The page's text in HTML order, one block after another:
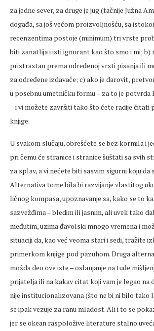
za jedne sever, za druge je jug (tačnije Južna
događa, sa još većom proizvoljnošću, sa
recenzentima postoje (minimum) tri vrste
biti zanatlija i isti ignorant kao što smo i mi; b)
pristrastan prema određenoj vrsti pisanja ili
za određene izdavače; c) ako je darovit,
u posebnu umetničku formu – za to je potvrda
– i vi možete završiti tako što ćete radije čitati
knjige.
U svakom slučaju, obrešćete se bez kormila i
pri čemu će stranice i stranice šuštati sa svih
za splav, a vi nećete biti sasvim sigurni koju da
Alternativa tome bila bi razvijanje vlastitog
ličnog kompasa, upoznavanje sa, kako se to
sazvežđima – bledim ili jasnim, ali uvek tako
međutim, uzima đavolski mnogo vremena i
situaciji da, kao već veoma stari i sedi, tražite
primerkom knjige pod pazuhom. Druga
možda deo ove iste – oslanjanje na tuđe
prijatelja ili na kakav citat koji vam je legao na
nije institucionalizovana (što ne bi ni bilo tako
se ipak vezuje za ranu mladost. Ali i to se
jer se okean raspoložive literature stalno